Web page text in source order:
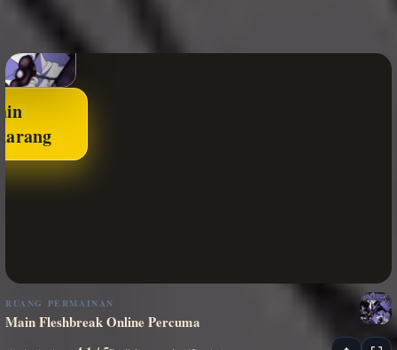
RUANG PERMAINAN
Main Fleshbreak Online Percuma